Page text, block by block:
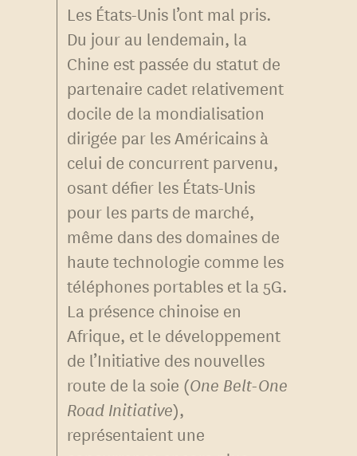
Les États-Unis l’ont mal pris.
Du jour au lendemain, la
Chine est passée du statut de
partenaire cadet relativement
docile de la mondialisation
dirigée par les Américains à
celui de concurrent parvenu,
osant défier les États-Unis
pour les parts de marché,
même dans des domaines de
haute technologie comme les
téléphones portables et la 5G.
La présence chinoise en
Afrique, et le développement
de l’Initiative des nouvelles
route de la soie (One Belt-One
Road Initiative),
représentaient une